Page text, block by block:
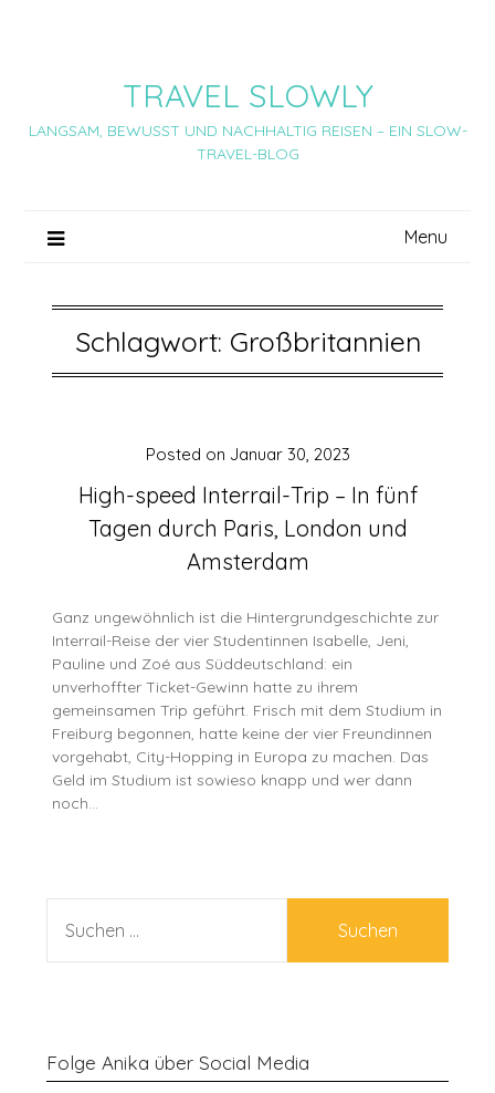
TRAVEL SLOWLY
LANGSAM, BEWUSST UND NACHHALTIG REISEN – EIN SLOW-
TRAVEL-BLOG
Menu
Schlagwort: Großbritannien
High-speed Interrail-Trip – In fünf
Tagen durch Paris, London und
Amsterdam
Posted on Januar 30, 2023
Ganz ungewöhnlich ist die Hintergrundgeschichte zur
Interrail-Reise der vier Studentinnen Isabelle, Jeni,
Pauline und Zoé aus Süddeutschland: ein
unverhoffter Ticket-Gewinn hatte zu ihrem
gemeinsamen Trip geführt. Frisch mit dem Studium in
Freiburg begonnen, hatte keine der vier Freundinnen
vorgehabt, City-Hopping in Europa zu machen. Das
Geld im Studium ist sowieso knapp und wer dann
noch…
NACH:
Folge Anika über Social Media